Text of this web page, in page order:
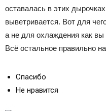
оставалась в этих
выветривается. Вот для
а не для охлаждения как вы
Всё остальное правильно
Спасибо
Не нравится